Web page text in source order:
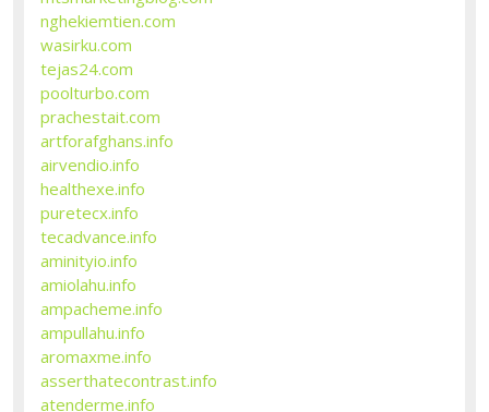
nghekiemtien.com
wasirku.com
tejas24.com
poolturbo.com
prachestait.com
artforafghans.info
airvendio.info
healthexe.info
puretecx.info
tecadvance.info
aminityio.info
amiolahu.info
ampacheme.info
ampullahu.info
aromaxme.info
asserthatecontrast.info
atenderme.info